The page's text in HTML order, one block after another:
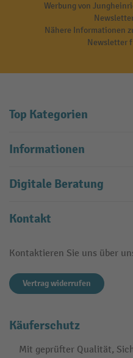
Werbung von
Nähere Informationen
Newsletter
Top Kategorien
Informationen
Digitale Beratung
Kontakt
Kontaktieren Sie uns über
Vertrag widerrufen
Käuferschutz
Mit geprüfter Qualität,